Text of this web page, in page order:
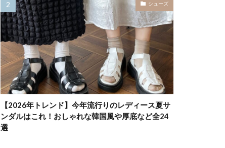
シューズ
【2026年トレンド】今年流行りのレディース夏サ
ンダルはこれ！おしゃれな韓国風や厚底など全24
選